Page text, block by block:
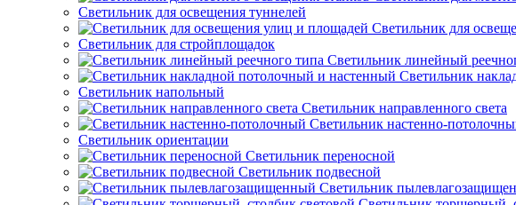
Светильник для освещения туннелей
Светильник для
Светильник для стройплощадок
Светильник линейный
Светильник
Светильник напольный
Светильник направленного света
Светильник настенно-
Светильник ориентации
Светильник переносной
Светильник подвесной
Светильник